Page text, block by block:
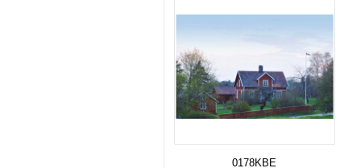
0178KBE